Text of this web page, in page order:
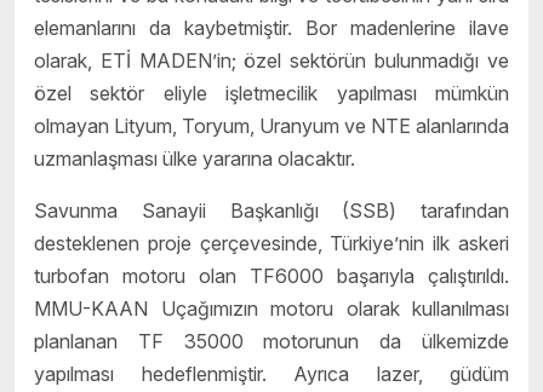
elemanlarını da kaybetmiştir. Bor madenlerine ilave
olarak, ETİ MADEN’in; özel sektörün bulunmadığı ve
özel sektör eliyle işletmecilik yapılması mümkün
olmayan Lityum, Toryum, Uranyum ve NTE alanlarında
uzmanlaşması ülke yararına olacaktır.
Savunma Sanayii Başkanlığı (SSB) tarafından
desteklenen proje çerçevesinde, Türkiye’nin ilk askeri
turbofan motoru olan TF6000 başarıyla çalıştırıldı.
MMU-KAAN Uçağımızın motoru olarak kullanılması
planlanan TF 35000 motorunun da ülkemizde
yapılması hedeflenmiştir. Ayrıca lazer, güdüm